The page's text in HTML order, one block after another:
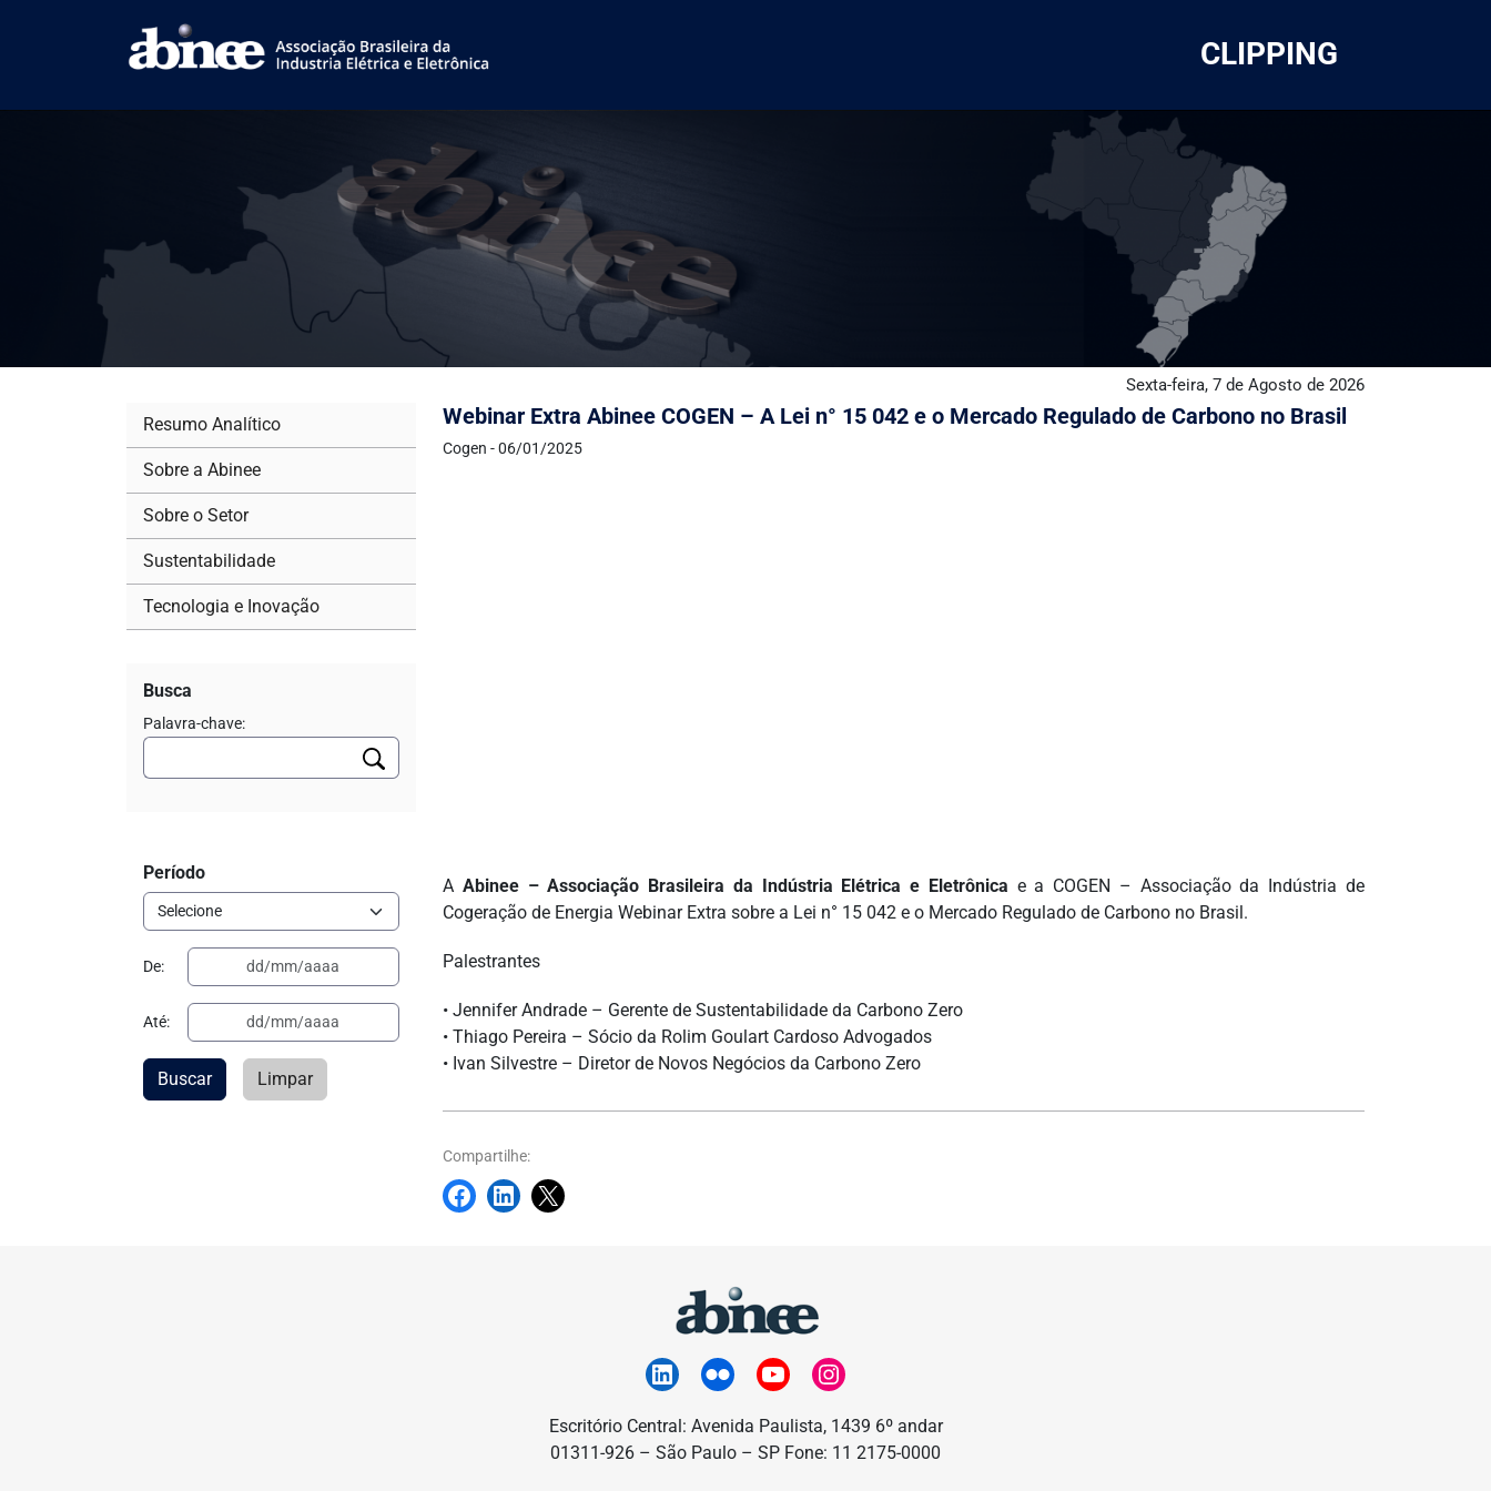
CLIPPING
Sexta-feira, 7 de Agosto de 2026
Webinar Extra Abinee COGEN – A Lei n° 15 042 e o Mercado Regulado de Carbono no Brasil
Cogen - 06/01/2025
A Abinee – Associação Brasileira da Indústria Elétrica e Eletrônica e a COGEN – Associação da Indústria de
Cogeração de Energia Webinar Extra sobre a Lei n° 15 042 e o Mercado Regulado de Carbono no Brasil.
Palestrantes
• Jennifer Andrade – Gerente de Sustentabilidade da Carbono Zero
• Thiago Pereira – Sócio da Rolim Goulart Cardoso Advogados
• Ivan Silvestre – Diretor de Novos Negócios da Carbono Zero
Compartilhe:
Resumo Analítico
Sobre a Abinee
Sobre o Setor
Sustentabilidade
Tecnologia e Inovação
Busca
Palavra-chave:
Período
De:
Até:
Buscar Limpar
Escritório Central: Avenida Paulista, 1439 6º andar
01311-926 – São Paulo – SP Fone: 11 2175-0000